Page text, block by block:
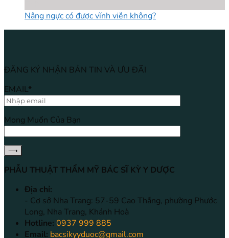
Nâng ngực có được vĩnh viễn không?
ĐĂNG KÝ NHẬN BẢN TIN VÀ ƯU ĐÃI
EMAIL*
Mong Muốn Của Bạn
PHẪU THUẬT THẨM MỸ BÁC SĨ KỲ Y DƯỢC
Địa chỉ:
- Cơ sở Nha Trang: 57-59 Cao Thắng, phường Phước
Long, Nha Trang, Khánh Hoà
Hotline: 0937 999 885
Email: bacsikyyduoc@gmail.com